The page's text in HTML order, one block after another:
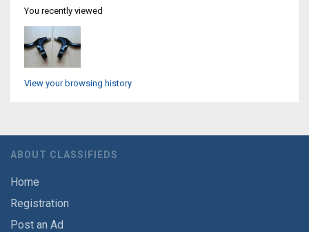
You recently viewed
View your browsing history
ABOUT CLASSIFIEDS
Home
Registration
Post an Ad